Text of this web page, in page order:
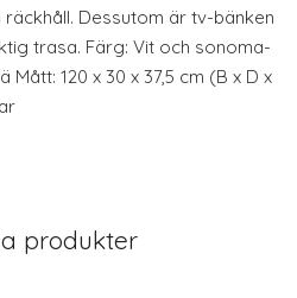
Dessutom är tv-bänken
trasa. Färg: Vit och sonoma-
120 x 30 x 37,5 cm (B x D x
produkter